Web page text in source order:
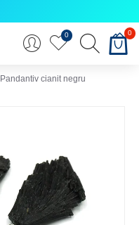
0 0
Pandantiv cianit negru